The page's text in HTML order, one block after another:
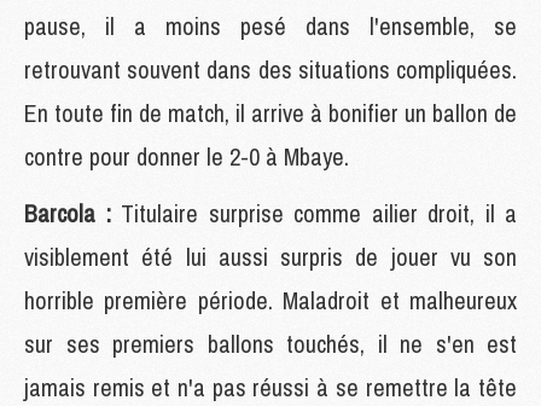
pause, il a moins pesé dans l'ensemble, se
retrouvant souvent dans des situations compliquées.
En toute fin de match, il arrive à bonifier un ballon de
contre pour donner le 2-0 à Mbaye.
Barcola : Titulaire surprise comme ailier droit, il a
visiblement été lui aussi surpris de jouer vu son
horrible première période. Maladroit et malheureux
sur ses premiers ballons touchés, il ne s'en est
jamais remis et n'a pas réussi à se remettre la tête